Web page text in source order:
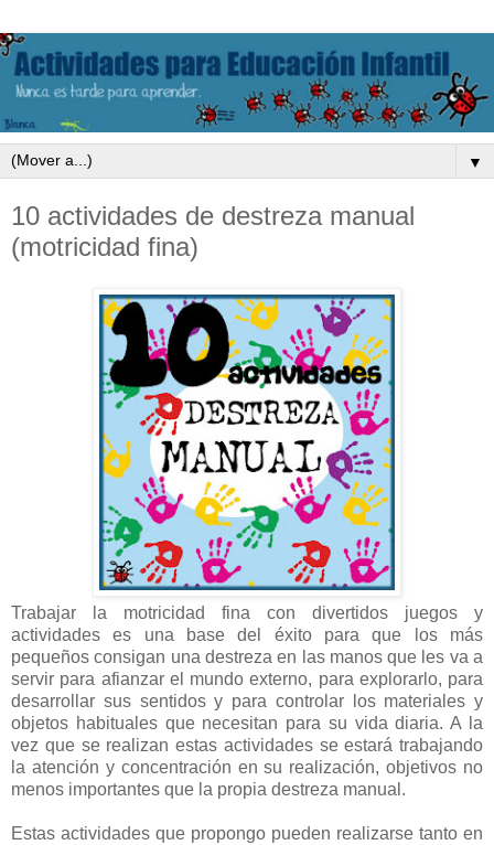
▼
10 actividades de destreza manual
(motricidad fina)
Trabajar la motricidad fina con divertidos juegos y
actividades es una base del éxito para que los más
pequeños consigan una destreza en las manos que les va a
servir para afianzar el mundo externo, para explorarlo, para
desarrollar sus sentidos y para controlar los materiales y
objetos habituales que necesitan para su vida diaria. A la
vez que se realizan estas actividades se estará trabajando
la atención y concentración en su realización, objetivos no
menos importantes que la propia destreza manual.
Estas actividades que propongo pueden realizarse tanto en